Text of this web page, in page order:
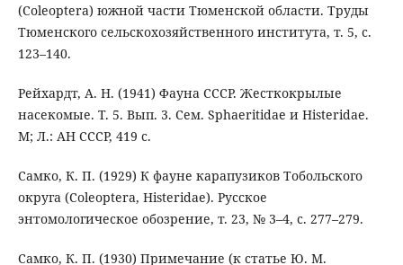
(Coleoptera) южной части Тюменской области. Труды
Тюменского сельскохозяйственного института, т. 5, с.
123–140.
Рейхардт, А. Н. (1941) Фауна СССР. Жесткокрылые
насекомые. Т. 5. Вып. 3. Сем. Sphaeritidae и Histeridae.
М; Л.: АН СССР, 419 с.
Самко, К. П. (1929) К фауне карапузиков Тобольского
округа (Coleoptera, Histeridae). Русское
энтомологическое обозрение, т. 23, № 3–4, с. 277–279.
Самко, К. П. (1930) Примечание (к статье Ю. М.